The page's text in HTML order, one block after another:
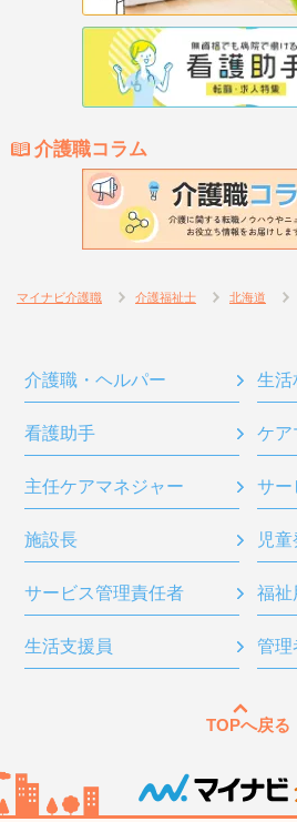
介護職コラム
マイナビ介護職 介護福祉士 北海道
介護職・ヘルパー 生活
看護助手 ケア
主任ケアマネジャー サー
施設長 児
サービス管理責任者 福祉
生活支援員 管理
TOPへ戻る